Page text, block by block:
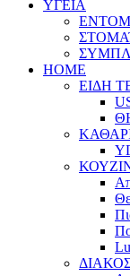
ΥΓΕΙΑ
HOME
ΕΙΔΗ